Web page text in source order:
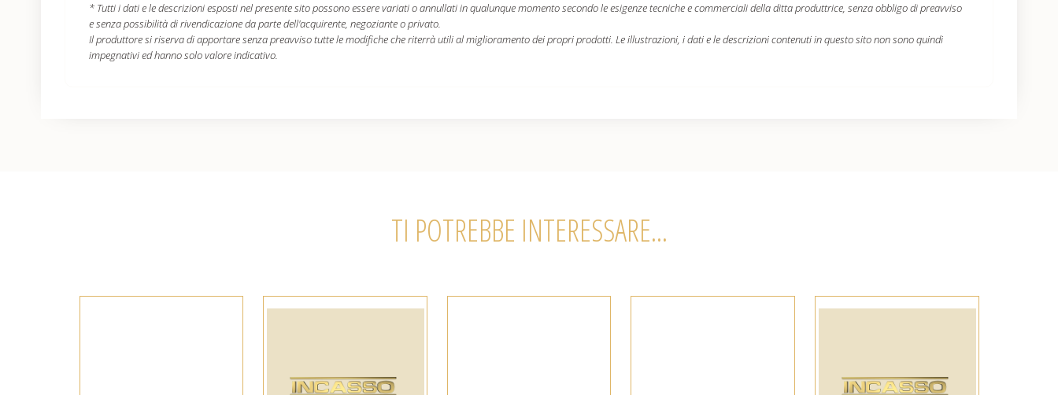
* Tutti i dati e le descrizioni esposti nel presente sito possono essere variati o annullati in qualunque momento secondo le esigenze tecniche e commerciali della ditta produttrice, senza obbligo di preavviso
e senza possibilità di rivendicazione da parte dell'acquirente, negoziante o privato.
Il produttore si riserva di apportare senza preavviso tutte le modifiche che riterrà utili al miglioramento dei propri prodotti. Le illustrazioni, i dati e le descrizioni contenuti in questo sito non sono quindi
impegnativi ed hanno solo valore indicativo.
TI POTREBBE INTERESSARE...